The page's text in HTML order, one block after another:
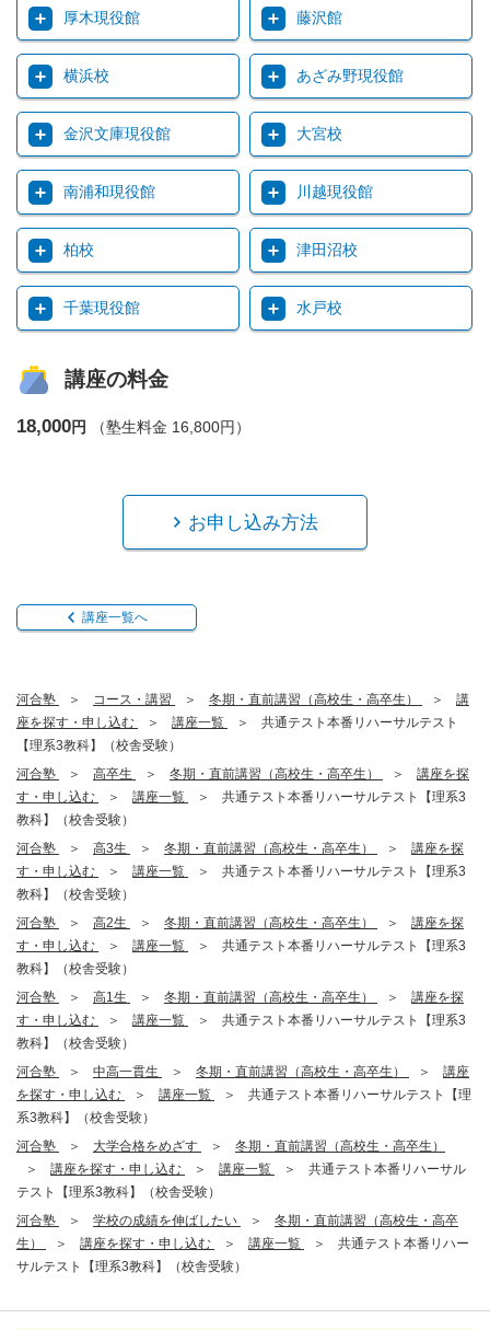
厚木現役館 藤沢館
横浜校 あざみ野現役館
金沢文庫現役館 大宮校
南浦和現役館 川越現役館
柏校 津田沼校
千葉現役館 水戸校
講座の料金
18,000円 （塾生料金 16,800円）
お申し込み方法
講座一覧へ
河合塾 コース・講習 冬期・直前講習（高校生・高卒生）
講
座を探す・申し込む
講座一覧
共通テスト本番リハーサルテスト
【理系3教科】（校舎受験）
河合塾
高卒生 冬期・直前講習（高校生・高卒生）
講座を探
す・申し込む
講座一覧
共通テスト本番リハーサルテスト【理系3
教科】（校舎受験）
河合塾
高3生 冬期・直前講習（高校生・高卒生）
講座を探
す・申し込む
講座一覧
共通テスト本番リハーサルテスト【理系3
教科】（校舎受験）
河合塾
高2生 冬期・直前講習（高校生・高卒生）
講座を探
す・申し込む
講座一覧
共通テスト本番リハーサルテスト【理系3
教科】（校舎受験）
河合塾
高1生 冬期・直前講習（高校生・高卒生）
講座を探
す・申し込む
講座一覧
共通テスト本番リハーサルテスト【理系3
教科】（校舎受験）
河合塾
中高一貫生 冬期・直前講習（高校生・高卒生）
講座
を探す・申し込む
講座一覧
共通テスト本番リハーサルテスト【理
系3教科】（校舎受験）
河合塾
大学合格をめざす
冬期・直前講習（高校生・高卒生）
講座を探す・申し込む
講座一覧
共通テスト本番リハーサル
テスト【理系3教科】（校舎受験）
河合塾
学校の成績を伸ばしたい
冬期・直前講習（高校生・高卒
生）
講座を探す・申し込む 講座一覧
共通テスト本番リハー
サルテスト【理系3教科】（校舎受験）